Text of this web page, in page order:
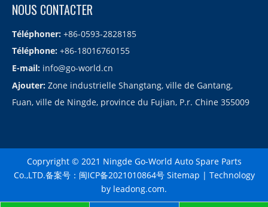
NOUS CONTACTER
Téléphoner: +86-0593-2828185
Téléphone: +86-18016760155
E-mail: info@go-world.cn
Ajouter: Zone industrielle Shangtang, ville de Gantang,
Fuan, ville de Ningde, province du Fujian, P.r. Chine 355009
Copryright © 2021 Ningde Go-World Auto Spare Parts
Co.,LTD.备案号： 闽ICP备2021010864号 Sitemap | Technology
by leadong.com.